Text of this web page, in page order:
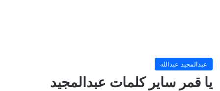
عبدالمجيد عبدالله
يا قمر ساير كلمات عبدالمجيد